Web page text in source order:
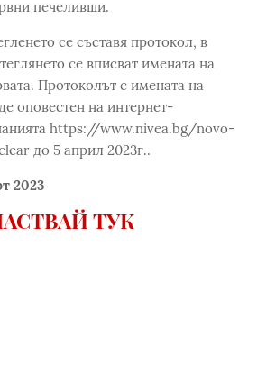
печеливши.
се съставя протокол, в
се вписват имената на
Протоколът с имената на
оповестен на интернет-
https://www.nivea.bg/novo-
до 5 април 2023г..
2023
ТУК